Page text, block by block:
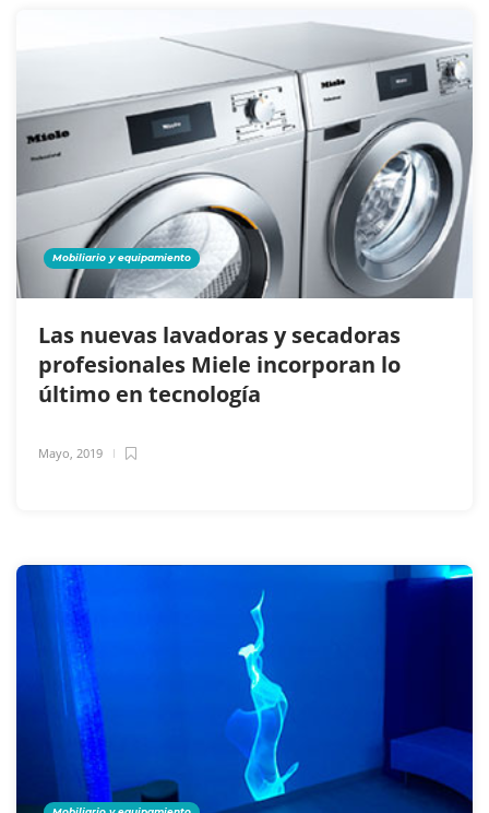
Mobiliario y equipamiento
Las nuevas lavadoras y secadoras
profesionales Miele incorporan lo
último en tecnología
Mayo, 2019